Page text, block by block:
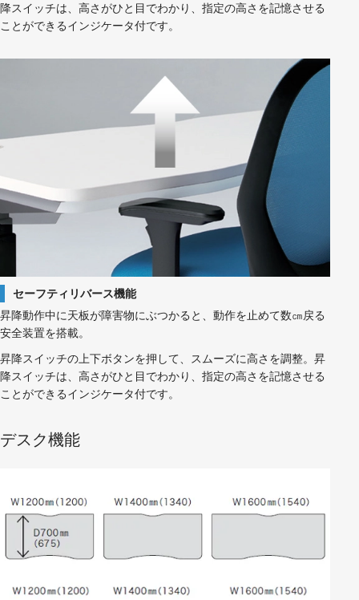
降スイッチは、高さがひと目でわかり、指定の高さを記憶させる
ことができるインジケータ付です。
セーフティリバース機能
昇降動作中に天板が障害物にぶつかると、動作を止めて数㎝戻る
安全装置を搭載。
昇降スイッチの上下ボタンを押して、スムーズに高さを調整。昇
降スイッチは、高さがひと目でわかり、指定の高さを記憶させる
ことができるインジケータ付です。
デスク機能